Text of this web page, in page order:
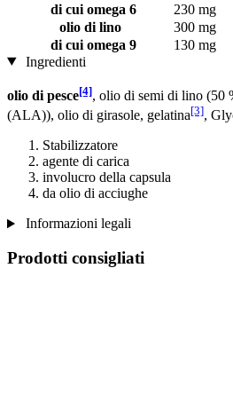
di cui omega 6
230 mg
olio di lino
300 mg
di cui omega 9
130 mg
Ingredienti
olio di pesce[4], olio di semi di lino (50
(ALA)), olio di girasole, gelatina[3],
Stabilizzatore
agente di carica
involucro della capsula
da olio di acciughe
Informazioni legali
Prodotti consigliati